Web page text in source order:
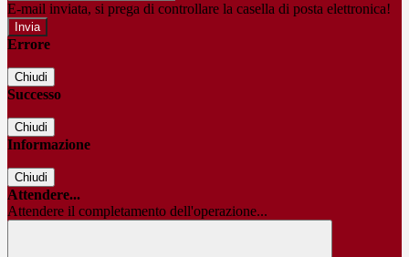
E-mail inviata, si prega di controllare la casella di posta elettronica!
Errore
Chiudi
Successo
Chiudi
Informazione
Chiudi
Attendere...
Attendere il completamento dell'operazione...